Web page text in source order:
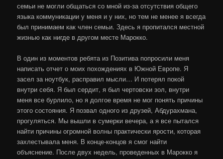
семьи не могли общаться со мной из-за отсутствия общего
языка коммуникации у меня и у них, но тем не менее я всегда
был принимаем как член семьи. Здесь я пропитался местной
жизнью как нигде в другом месте Марокко.
В один из моментов ребята из Позитива попросили меня
написать отчет о моих похождениях в Южной Европе. Я
засел за ноутбук, расправил мысли… И потерял покой
внутри себя. Я был сердит, я был чертовски зол, внутри
меня все бурлило, но я долгое время не мог понять причины
этого состояния. Я позвал одного из друзей, Абдурахмана,
прогуляться. Мы вышли в сумерки вечера, а я все пытался
найти причины огромной волны практически ярости, которая
захлестывала меня. В конце-концов я смог найти
объяснение. После двух недель, проведенных в Марокко я